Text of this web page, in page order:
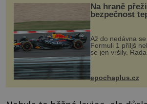
Na hraně
bezpečnost
Až do nedávna
Formuli 1 příliš
se jen vršily.
na vlastní kůži,
následky nebo
života. Dnes
epochaplus.cz